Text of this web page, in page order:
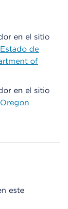
en el sitio
de
of
en el sitio
este